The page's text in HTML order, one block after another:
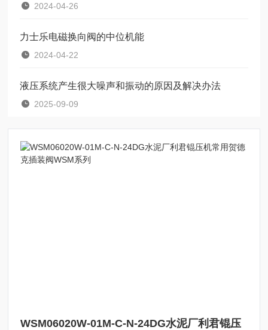
2024-04-26
力士乐电磁换向阀的中位机能
2024-04-22
液压系统产生很大噪声和振动的原因及解决办法
2025-09-09
WSM06020W-01M-C-N-24DG水泥厂利君锟压